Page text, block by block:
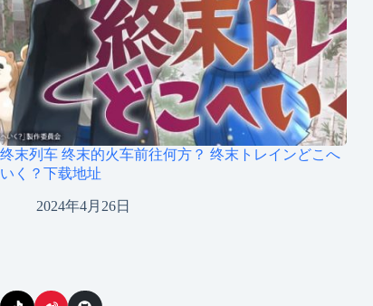
终末列车 终末的火车前往何方？ 终末トレインどこへ
いく？下载地址
2024年4月26日